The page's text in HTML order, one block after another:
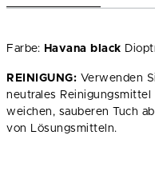
Farbe: Havana black
REINIGUNG: Verwenden
neutrales
weichen, sauberen Tuch
von Lösungsmitteln.